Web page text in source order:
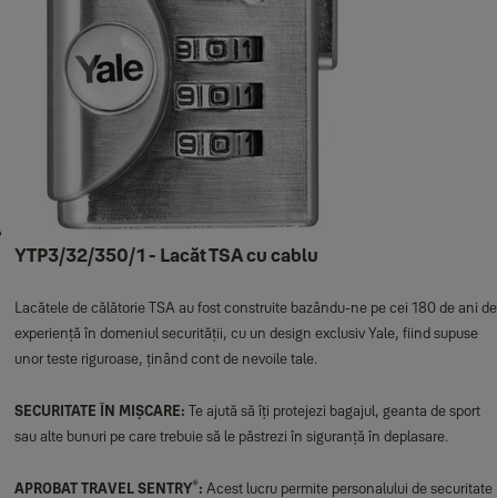
YTP3/32/350/1 - Lacăt TSA cu cablu
Lacătele de călătorie TSA au fost construite bazându-ne pe cei 180 de ani de
experiență în domeniul securității, cu un design exclusiv Yale, fiind supuse
unor teste riguroase, ținând cont de nevoile tale.
SECURITATE ÎN MIȘCARE: Te ajută să îți protejezi bagajul, geanta de sport
sau alte bunuri pe care trebuie să le păstrezi în siguranță în deplasare.
APROBAT TRAVEL SENTRY®: Acest lucru permite personalului de securitate